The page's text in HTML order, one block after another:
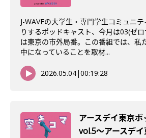
J-WAVEの大学生・専門学生コミュニ
りするポッドキャスト、今月は03(ゼ
は東京の市外局番。この番組では、私
中になっていることを取材...
2026.05.04|00:19:28
アースデイ東京ポ
vol.5〜アースデ